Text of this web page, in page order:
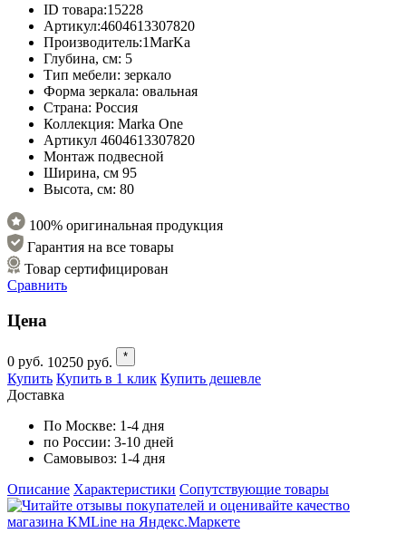
ID товара:15228
Артикул:4604613307820
Производитель:1MarKa
Глубина, см: 5
Тип мебели: зеркало
Форма зеркала: овальная
Страна: Россия
Коллекция: Marka One
Артикул 4604613307820
Монтаж подвесной
Ширина, см 95
Высота, см: 80
100% оригинальная продукция
Гарантия на все товары
Товар сертифицирован
Сравнить
Цена
0 руб. 10250 руб. *
Купить Купить в 1 клик Купить дешевле
Доставка
По Москве: 1-4 дня
по России: 3-10 дней
Самовывоз: 1-4 дня
Описание Характеристики Cопутствующие товары